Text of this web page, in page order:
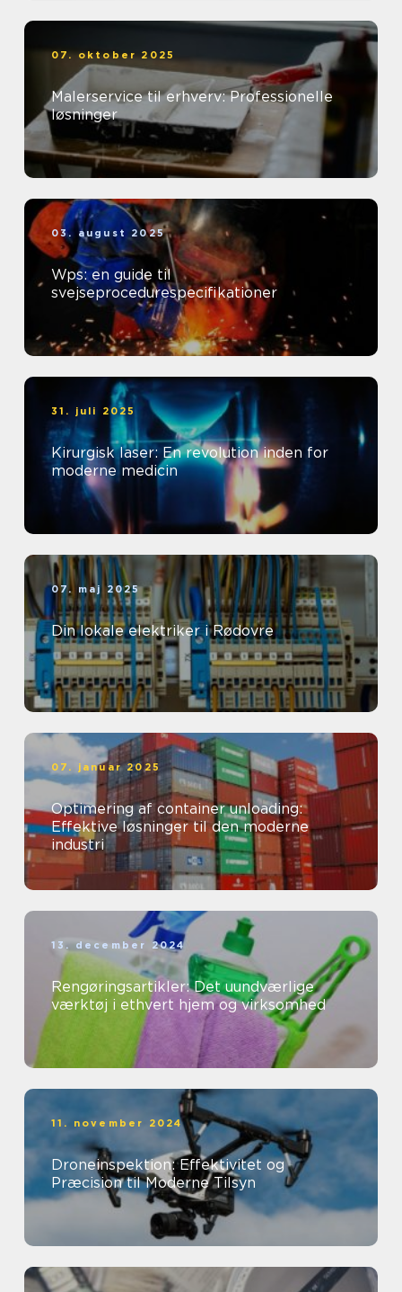
07. oktober 2025
Malerservice til erhverv: Professionelle
løsninger
03. august 2025
Wps: en guide til
svejseprocedurespecifikationer
31. juli 2025
Kirurgisk laser: En revolution inden for
moderne medicin
07. maj 2025
Din lokale elektriker i Rødovre
07. januar 2025
Optimering af container unloading:
Effektive løsninger til den moderne
industri
13. december 2024
Rengøringsartikler: Det uundværlige
værktøj i ethvert hjem og virksomhed
11. november 2024
Droneinspektion: Effektivitet og
Præcision til Moderne Tilsyn